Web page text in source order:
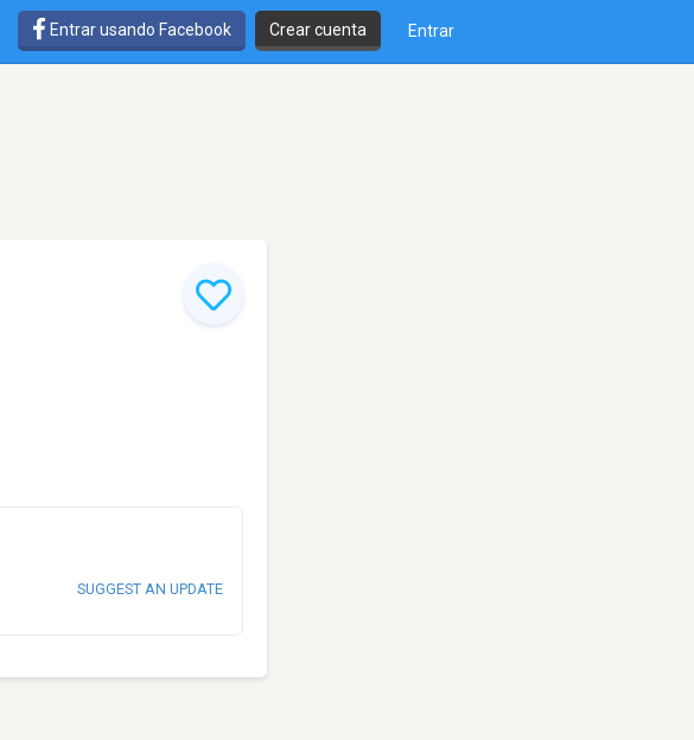
Entrar usando Facebook Crear cuenta Entrar
SUGGEST AN UPDATE